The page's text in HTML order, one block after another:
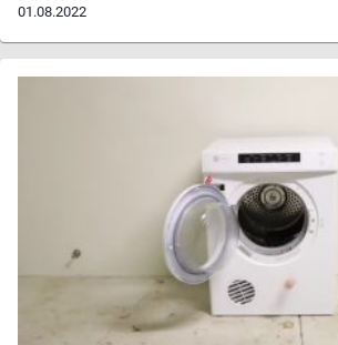
01.08.2022